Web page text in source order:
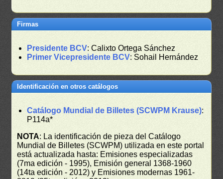
Firmas
Presidente BCV: Calixto Ortega Sánchez
Primer Vicepresidente BCV: Sohail Hernández
Identificación en otros catálogos
Catálogo Mundial de Billetes (SCWPM Krause):
P114a*
NOTA: La identificación de pieza del Catálogo
Mundial de Billetes (SCWPM) utilizada en este portal
está actualizada hasta: Emisiones especializadas
(7ma edición - 1995), Emisión general 1368-1960
(14ta edición - 2012) y Emisiones modernas 1961-